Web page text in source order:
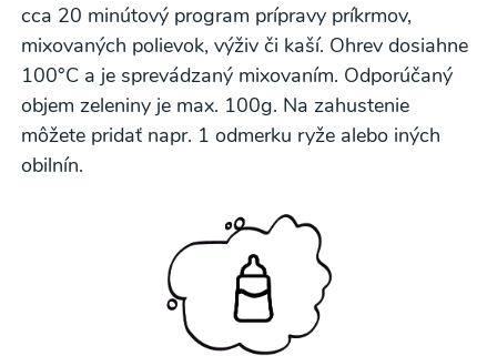
cca 20 minútový program prípravy príkrmov,
mixovaných polievok, výživ či kaší. Ohrev dosiahne
100°C a je sprevádzaný mixovaním. Odporúčaný
objem zeleniny je max. 100g. Na zahustenie
môžete pridať napr. 1 odmerku ryže alebo iných
obilnín.